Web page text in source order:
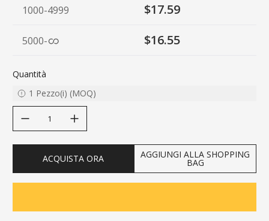
1000-4999 $17.59
5000- $16.55
Quantità
1 Pezzo(i) (MOQ)
ACQUISTA ORA AGGIUNGI ALLA SHOPPING
BAG